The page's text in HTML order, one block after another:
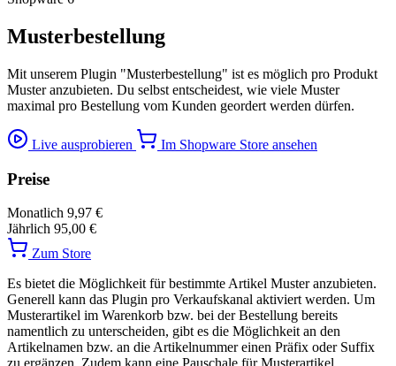
Musterbestellung
Mit unserem Plugin "Musterbestellung" ist es möglich pro Produkt
Muster anzubieten. Du selbst entscheidest, wie viele Muster
maximal pro Bestellung vom Kunden geordert werden dürfen.
Live ausprobieren Im Shopware Store ansehen
Preise
Monatlich 9,97 €
Jährlich 95,00 €
Zum Store
Es bietet die Möglichkeit für bestimmte Artikel Muster anzubieten.
Generell kann das Plugin pro Verkaufskanal aktiviert werden. Um
Musterartikel im Warenkorb bzw. bei der Bestellung bereits
namentlich zu unterscheiden, gibt es die Möglichkeit an den
Artikelnamen bzw. an die Artikelnummer einen Präfix oder Suffix